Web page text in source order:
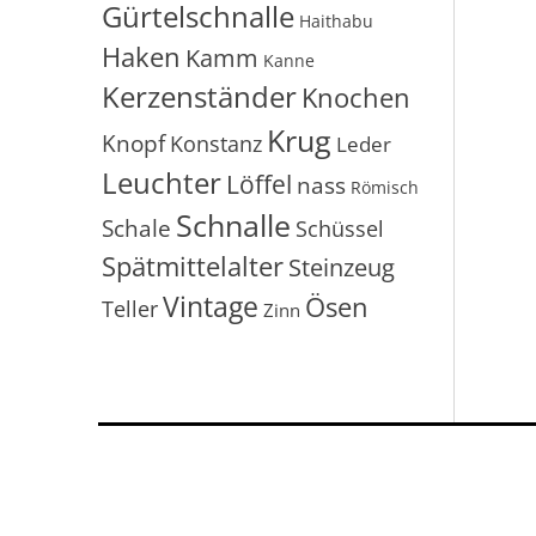
Gürtelschnalle Haithabu
Haken Kamm Kanne
KerzenständerKnochen
Knopf Konstanz Krug Leder
Leuchter Löffel nass Römisch
Schale Schnalle Schüssel
SpätmittelalterSteinzeug
TellerVintage Zinn Ösen